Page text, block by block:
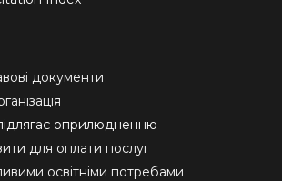
документи
оприлюдненню
для оплати послуг
освітніми потребами